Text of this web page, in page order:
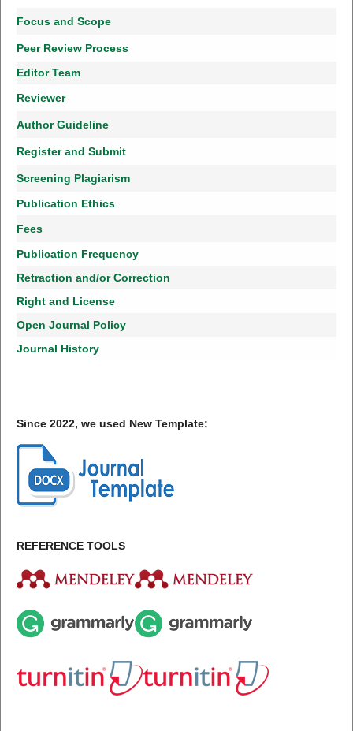
Focus and Scope
Peer Review Process
Editor Team
Reviewer
Author Guideline
Register and Submit
Screening Plagiarism
Publication Ethics
Fees
Publication Frequency
Retraction and/or Correction
Right and License
Open Journal Policy
Journal History
Since 2022, we used New Template:
REFERENCE TOOLS